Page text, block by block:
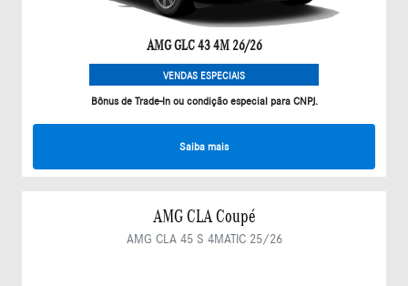
AMG GLC 43 4M 26/26
VENDAS ESPECIAIS
Bônus de Trade-In ou condição especial para CNPJ.
Saiba mais
AMG CLA Coupé
AMG CLA 45 S 4MATIC 25/26